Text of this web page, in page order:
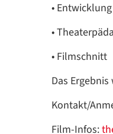
•
•
• Filmschnitt
Das
Kontakt/
Film-Infos: